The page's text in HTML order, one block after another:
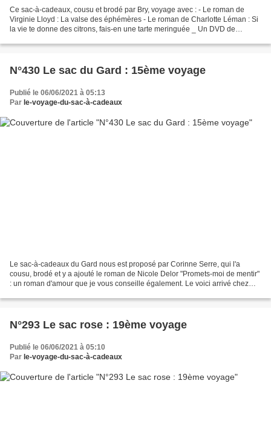
Ce sac-à-cadeaux, cousu et brodé par Bry, voyage avec : - Le roman de
Virginie Lloyd : La valse des éphémères - Le roman de Charlotte Léman : Si
la vie te donne des citrons, fais-en une tarte meringuée _ Un DVD de
N°430 Le sac du Gard : 15ème voyage
Publié le 06/06/2021 à 05:13
Par le-voyage-du-sac-à-cadeaux
Le sac-à-cadeaux du Gard nous est proposé par Corinne Serre, qui l'a
cousu, brodé et y a ajouté le roman de Nicole Delor "Promets-moi de mentir"
: un roman d'amour que je vous conseille également. Le voici arrivé chez
N°293 Le sac rose : 19ème voyage
Publié le 06/06/2021 à 05:10
Par le-voyage-du-sac-à-cadeaux